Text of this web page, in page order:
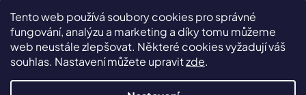
Tento web používá soubory cookies pro správné
fungování, analýzu a marketing a díky tomu můžeme
web neustále zlepšovat. Některé cookies vyžadují váš
souhlas. Nastavení můžete upravitzde.
SLEDUJTE NÁS